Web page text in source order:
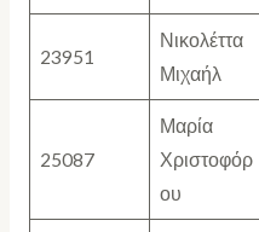
23951
Νικολέττα
Μιχαήλ
25087
Μαρία
Χριστοφόρ
ου